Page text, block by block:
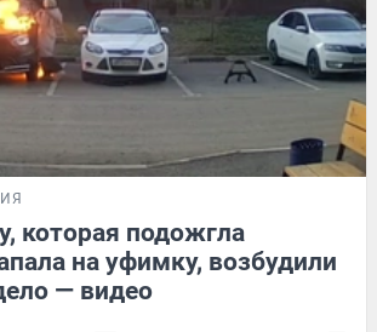
которая подожгла
на уфимку, возбудили
— видео